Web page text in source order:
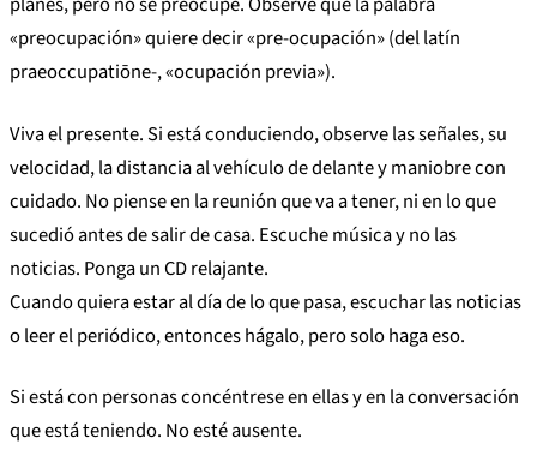
«preocupación» quiere decir «pre-ocupación» (del latín
praeoccupatiōne-, «ocupación previa»).
Viva el presente. Si está conduciendo, observe las señales, su
velocidad, la distancia al vehículo de delante y maniobre con
cuidado. No piense en la reunión que va a tener, ni en lo que
sucedió antes de salir de casa. Escuche música y no las
noticias. Ponga un CD relajante.
Cuando quiera estar al día de lo que pasa, escuchar las noticias
o leer el periódico, entonces hágalo, pero solo haga eso.
Si está con personas concéntrese en ellas y en la conversación
que está teniendo. No esté ausente.